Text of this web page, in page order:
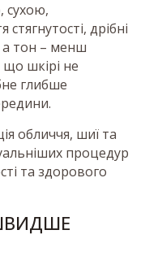
сухою,
дрібні
тон – менш
шкірі не
глибше
обличчя, шиї та
процедур
та здорового